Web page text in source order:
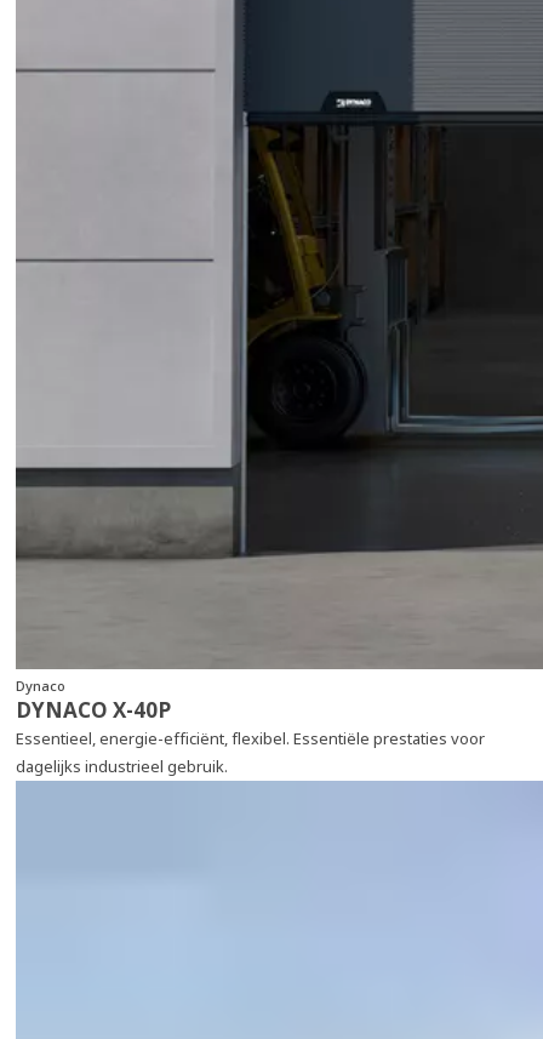
Dynaco
DYNACO X‑40P
Essentieel, energie‑efficiënt, flexibel. Essentiële prestaties voor
dagelijks industrieel gebruik.